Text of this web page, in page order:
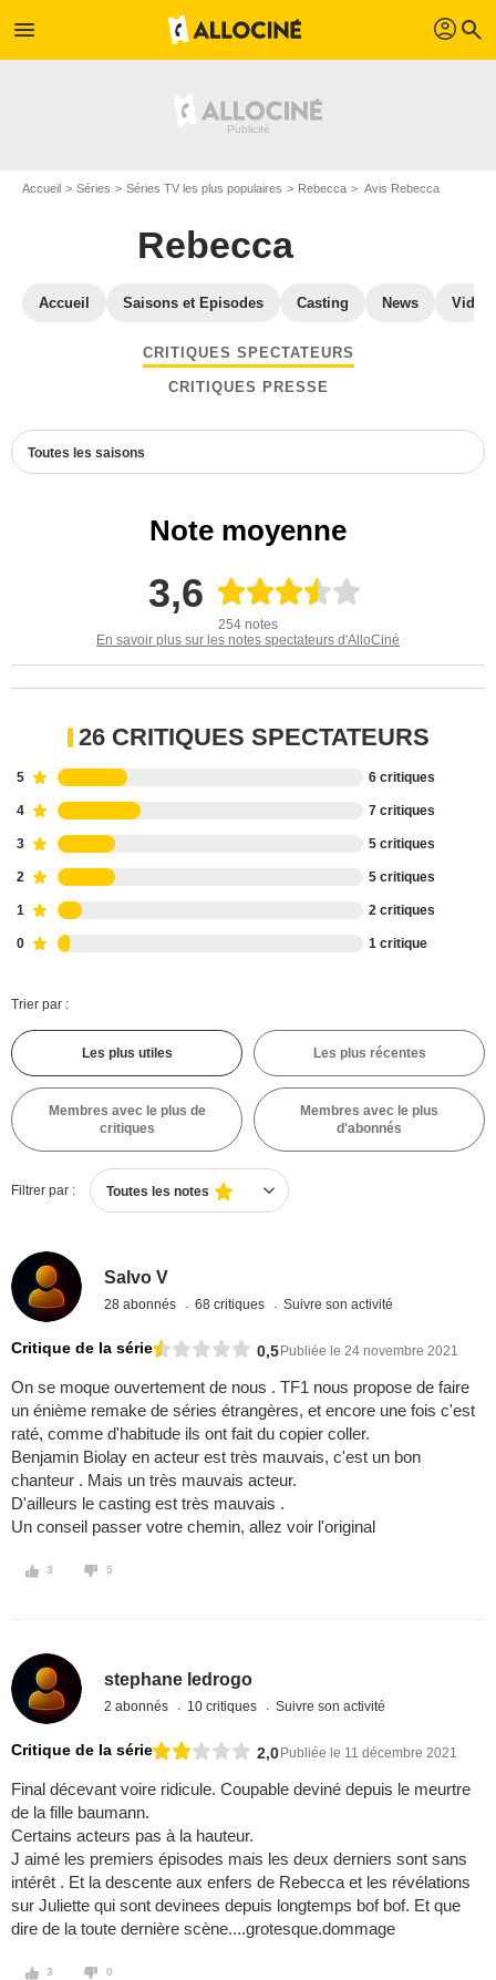
menu profil search
Accueil Séries Séries TV les plus populaires Rebecca Avis Rebecca
Rebecca
Accueil Saisons et Episodes Casting News
CRITIQUES SPECTATEURS
CRITIQUES PRESSE
Toutes les saisons
Note moyenne
3,6
254 notes
En savoir plus sur les notes spectateurs d'AlloCiné
26 CRITIQUES SPECTATEURS
5 6 critiques
4 7 critiques
3 5 critiques
2 5 critiques
1 2 critiques
0 1 critique
Trier par :
Les plus utiles Les plus récentes
Membres avec le plus de
critiques
Membres avec le plus
d'abonnés
Filtrer par : Toutes les notes
Salvo V
28 abonnés 68 critiques Suivre son activité
Critique de la série 0,5Publiée le 24 novembre 2021
On se moque ouvertement de nous . TF1 nous propose de faire
un énième remake de séries étrangères, et encore une fois c'est
raté, comme d'habitude ils ont fait du copier coller.
Benjamin Biolay en acteur est très mauvais, c'est un bon
chanteur . Mais un très mauvais acteur.
D'ailleurs le casting est très mauvais .
Un conseil passer votre chemin, allez voir l'original
3 5
stephane ledrogo
2 abonnés 10 critiques Suivre son activité
Critique de la série 2,0Publiée le 11 décembre 2021
Final décevant voire ridicule. Coupable deviné depuis le meurtre
de la fille baumann.
Certains acteurs pas à la hauteur.
J aimé les premiers épisodes mais les deux derniers sont sans
intérêt . Et la descente aux enfers de Rebecca et les révélations
sur Juliette qui sont devinees depuis longtemps bof bof. Et que
dire de la toute dernière scène....grotesque.dommage
3 0